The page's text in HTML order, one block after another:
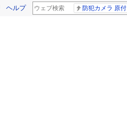
ヘルプ 防犯カメラ 原付